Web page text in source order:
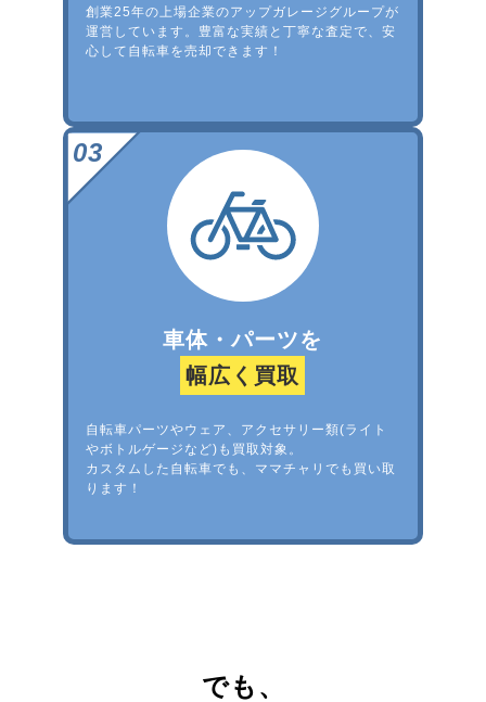
創業25年の上場企業のアップガレージグループが
運営しています。豊富な実績と丁寧な査定で、安
心して自転車を売却できます！
車体・パーツを
幅広く買取
自転車パーツやウェア、アクセサリー類(ライト
やボトルゲージなど)も買取対象。
カスタムした自転車でも、ママチャリでも買い取
ります！
でも、